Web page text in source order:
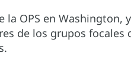
OPS en Washington,
de los grupos focales